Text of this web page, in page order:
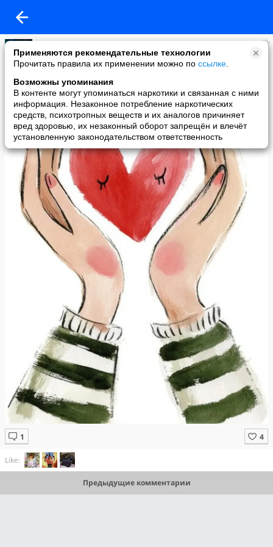
Применяются рекомендательные технологии
Прочитать правила их применении можно по ссылке
Возможны упоминания
В контенте могут упоминаться наркотики и связанная с ними
информация. Незаконное потребление наркотических
средств, психотропных веществ и их аналогов причиняет
вред здоровью, их незаконный оборот запрещён и влечёт
установленную законодательством ответственность
♕Доми Медуза
added a photo
12 May в 09:23
Like:
Предыдущие комментарии